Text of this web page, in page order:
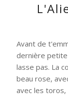
Avant de
dernière petite
lasse pas. La
beau rose,
avec les toros,